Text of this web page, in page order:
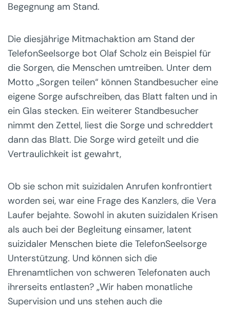
Begegnung am Stand.
Die diesjährige Mitmachaktion am Stand der
TelefonSeelsorge bot Olaf Scholz ein Beispiel für
die Sorgen, die Menschen umtreiben. Unter dem
Motto „Sorgen teilen“ können Standbesucher eine
eigene Sorge aufschreiben, das Blatt falten und in
ein Glas stecken. Ein weiterer Standbesucher
nimmt den Zettel, liest die Sorge und schreddert
dann das Blatt. Die Sorge wird geteilt und die
Vertraulichkeit ist gewahrt,
Ob sie schon mit suizidalen Anrufen konfrontiert
worden sei, war eine Frage des Kanzlers, die Vera
Laufer bejahte. Sowohl in akuten suizidalen Krisen
als auch bei der Begleitung einsamer, latent
suizidaler Menschen biete die TelefonSeelsorge
Unterstützung. Und können sich die
Ehrenamtlichen von schweren Telefonaten auch
ihrerseits entlasten? „Wir haben monatliche
Supervision und uns stehen auch die